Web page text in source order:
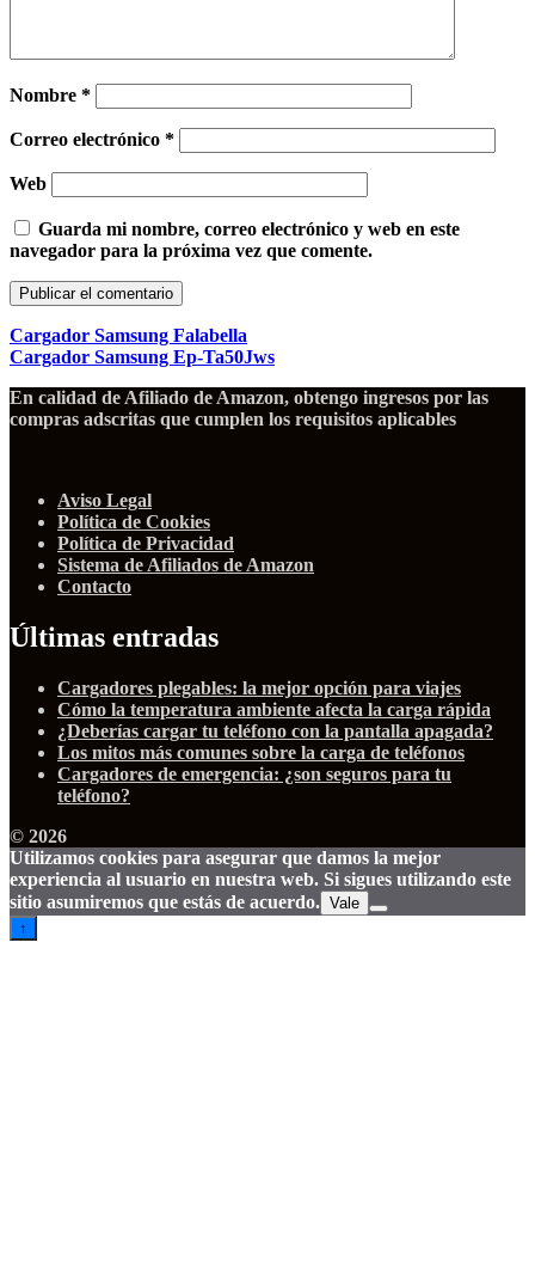
Nombre *
Correo electrónico *
Web
Guarda mi nombre, correo electrónico y web en este
navegador para la próxima vez que comente.
Cargador Samsung Falabella
Cargador Samsung Ep-Ta50Jws
En calidad de Afiliado de Amazon, obtengo ingresos por las
compras adscritas que cumplen los requisitos aplicables
Aviso Legal
Política de Cookies
Política de Privacidad
Sistema de Afiliados de Amazon
Contacto
Últimas entradas
Cargadores plegables: la mejor opción para viajes
Cómo la temperatura ambiente afecta la carga rápida
¿Deberías cargar tu teléfono con la pantalla apagada?
Los mitos más comunes sobre la carga de teléfonos
Cargadores de emergencia: ¿son seguros para tu
teléfono?
© 2026
Utilizamos cookies para asegurar que damos la mejor
experiencia al usuario en nuestra web. Si sigues utilizando este
sitio asumiremos que estás de acuerdo. Vale
↑